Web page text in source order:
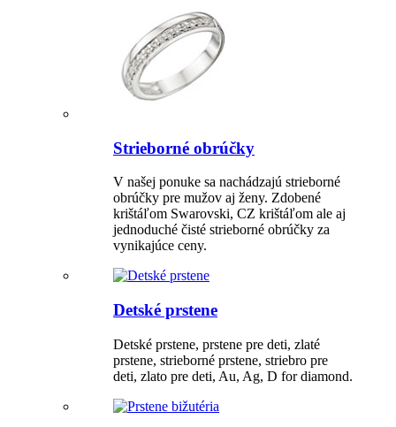
Strieborné obrúčky
V našej ponuke sa nachádzajú strieborné
obrúčky pre mužov aj ženy. Zdobené
krištáľom Swarovski, CZ krištáľom ale aj
jednoduché čisté strieborné obrúčky za
vynikajúce ceny.
Detské prstene
Detské prstene, prstene pre deti, zlaté
prstene, strieborné prstene, striebro pre
deti, zlato pre deti, Au, Ag, D for diamond.